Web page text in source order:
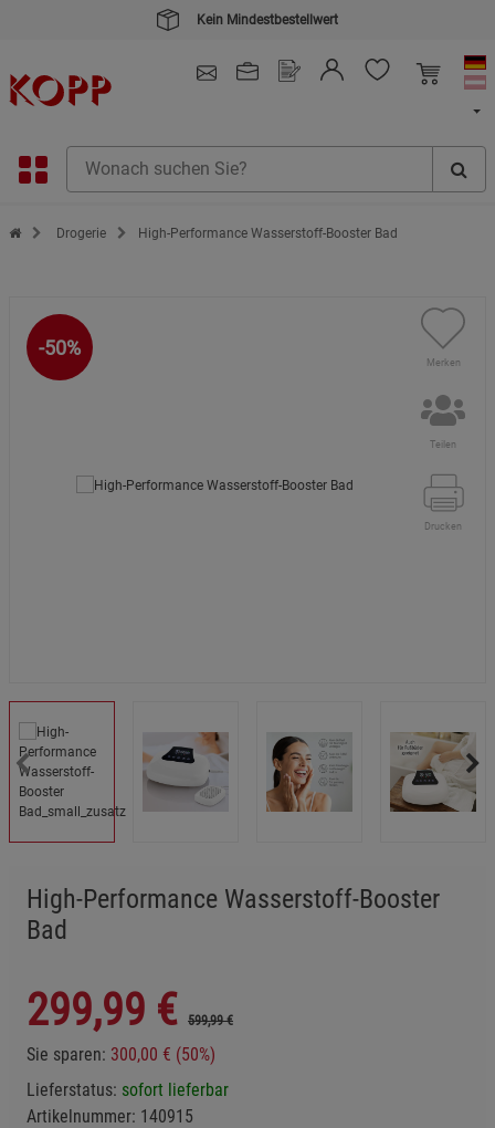
Kein Mindestbestellwert
Zur Startseite des Kopp Verlag Online-Shop
Drogerie High-Performance Wasserstoff-Booster Bad
-50%
Merken
Teilen
Drucken
High-Performance Wasserstoff-Booster
Bad
299,99 € 599,99 €
Sie sparen: 300,00 € (50%)
Lieferstatus: sofort lieferbar
Artikelnummer: 140915